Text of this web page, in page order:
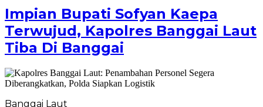
Impian Bupati Sofyan Kaepa
Terwujud, Kapolres Banggai Laut
Tiba Di Banggai
Banggai Laut